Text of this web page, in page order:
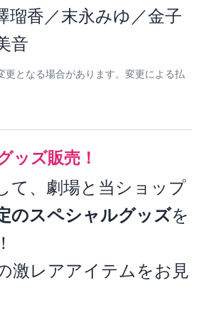
瑠香／末永みゆ／金子
音
となる場合があります。変更による払
ッズ販売！
て、劇場と当ショップ
のスペシャルグッズを
激レアアイテムをお見